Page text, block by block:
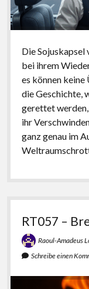
Die
bei ihrem
es können
die Geschichte,
gerettet
ihr
ganz genau im
RT057 –
Raoul-Amadeus
Schreibe einen